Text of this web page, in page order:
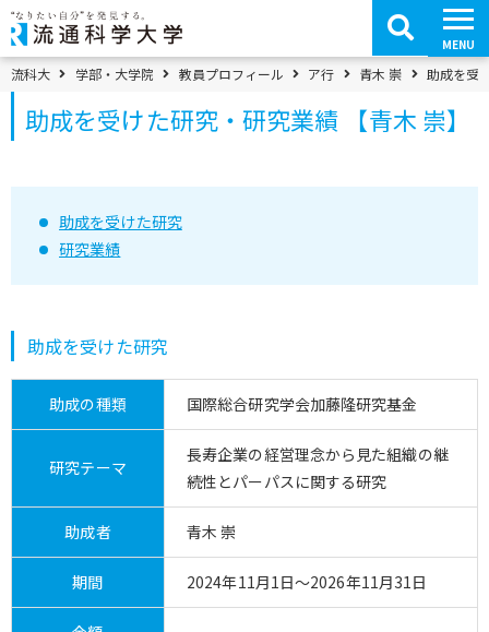
コ
ン
テ
ン
ツ
へ
移
MENU
パンくずメニュー
流科大 学部・大学院 教員プロフィール ア行 青木 崇 助成を受
助成を受けた研究・研究業績 【青木 崇】
助成を受けた研究
研究業績
助成を受けた研究
助成の種類 国際総合研究学会加藤隆研究基金
研究テーマ
長寿企業の経営理念から見た組織の継
続性とパーパスに関する研究
助成者 青木 崇
期間 2024年11月1日～2026年11月31日